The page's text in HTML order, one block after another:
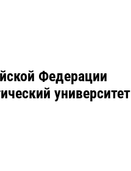
Федерации
университет